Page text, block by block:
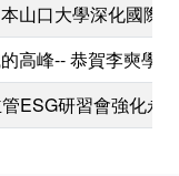
山口大學深化國際
高峰-- 恭賀李奭學
ESG研習會強化永